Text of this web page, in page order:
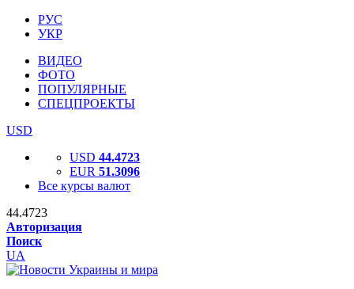
РУС
УКР
ВИДЕО
ФОТО
ПОПУЛЯРНЫЕ
СПЕЦПРОЕКТЫ
USD
USD 44.4723
EUR 51.3096
Все курсы валют
44.4723
Авторизация
Поиск
UA